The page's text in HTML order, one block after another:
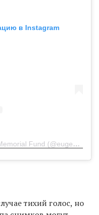
в Instagram
Публикация от W. Eugene Smith Memorial Fund (@eugenesmithfund)
тихий голос, но